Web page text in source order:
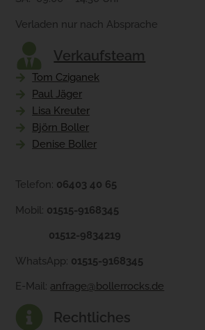
Verladen nur nach Absprache
Verkaufsteam
Tom Cziganek
Paul Jäger
Lisa Kreuter
Björn Boller
Denise Boller
Telefon: 06403 40 65
Mobil: 01515-9168345
01512-9834219
WhatsApp: 01515-9168345
E-Mail: anfrage@bollerrocks.de
Rechtliches